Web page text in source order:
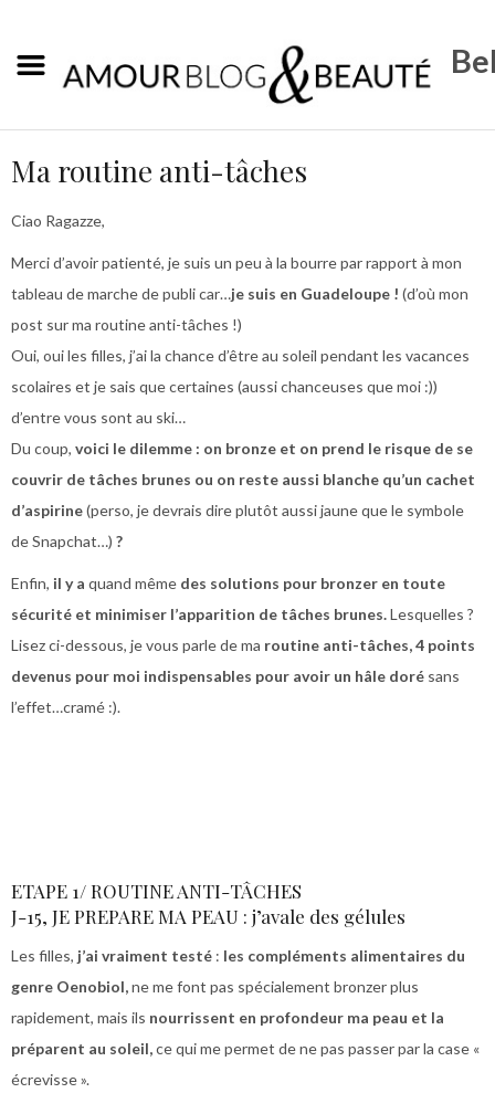
Ma routine anti-tâches
Ciao Ragazze,
Merci d’avoir patienté, je suis un peu à la bourre par rapport à mon
tableau de marche de publi car…je suis en Guadeloupe ! (d’où mon
post sur ma routine anti-tâches !)
Oui, oui les filles, j’ai la chance d’être au soleil pendant les vacances
scolaires et je sais que certaines (aussi chanceuses que moi :))
d’entre vous sont au ski…
Du coup, voici le dilemme : on bronze et on prend le risque de se
couvrir de tâches brunes ou on reste aussi blanche qu’un cachet
d’aspirine(perso, je devrais dire plutôt aussi jaune que le symbole
de Snapchat…) ?
Enfin, il y a quand même des solutions pour bronzer en toute
sécurité et minimiser l’apparition de tâches brunes.Lesquelles ?
Lisez ci-dessous, je vous parle de ma routine anti-tâches, 4 points
devenus pour moi indispensables pour avoir un hâle doré sans
l’effet…cramé :).
ETAPE 1/ ROUTINE ANTI-TÂCHES
J-15, JE PREPARE MA PEAU : j’avale des gélules
Les filles, j’ai vraiment testé : les compléments alimentaires du
genre Oenobiol,ne me font pas spécialement bronzer plus
rapidement, mais ils nourrissent en profondeur ma peau et la
préparent au soleil,ce qui me permet de ne pas passer par la case «
écrevisse ».